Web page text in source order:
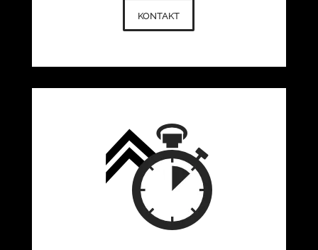
kontakt